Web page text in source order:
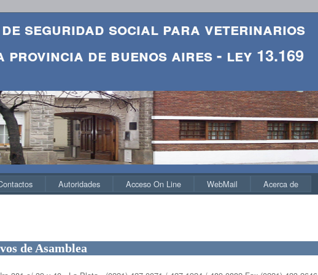
seguridad social para veterinarios
provincia de buenos aires - ley 13.169
Autoridades Acceso On Line WebMail Acerca de
de Asamblea